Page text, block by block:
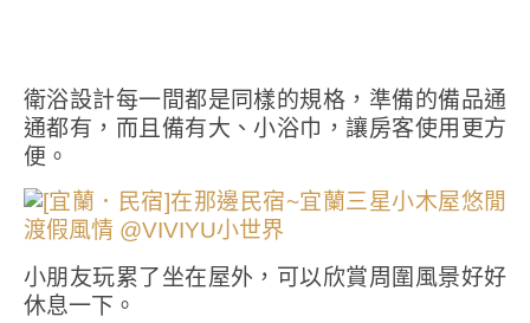
衛浴設計每一間都是同樣的規格，準備的備品通
通都有，而且備有大、小浴巾，讓房客使用更方
便。
小朋友玩累了坐在屋外，可以欣賞周圍風景好好
休息一下。